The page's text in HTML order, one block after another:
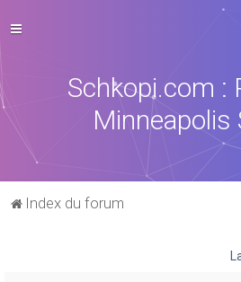
Schkopi.com :
Minneapolis
Index du forum